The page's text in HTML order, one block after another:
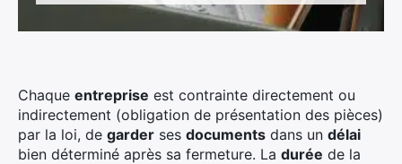
Chaque entreprise est contrainte directement ou
indirectement (obligation de présentation des pièces)
par la loi, de garder ses documents dans un délai
bien déterminé après sa fermeture. La durée de la